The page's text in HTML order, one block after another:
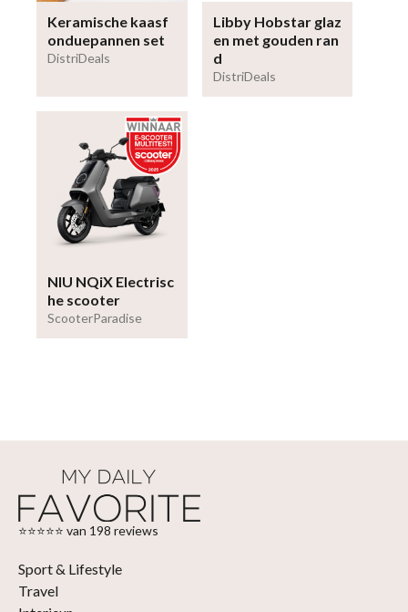
Keramische kaasf
onduepannen set
DistriDeals
Libby Hobstar glaz
en met gouden ran
d
DistriDeals
NIU NQiX Electrisc
he scooter
ScooterParadise
⭐⭐⭐⭐⭐ van 198 reviews
Sport & Lifestyle
Travel